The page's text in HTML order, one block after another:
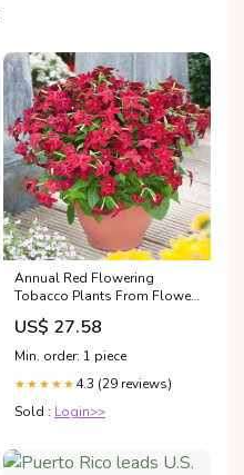
Annual Red Flowering
Tobacco Plants From Flower
Seeds
US$ 27.58
Min. order: 1 piece
★★★★★ 4.3 (29 reviews)
Sold : Login>>